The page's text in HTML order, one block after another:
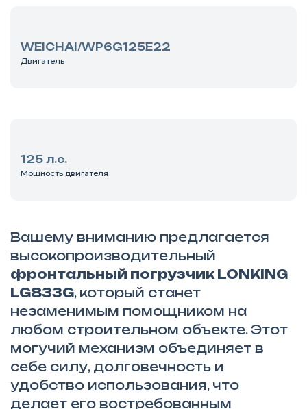
WEICHAI/WP6G125E22
Двигатель
125 л.с.
Мощность двигателя
Вашему вниманию предлагается
высокопроизводительный
фронтальный погрузчик LONKING
LG833G, который станет
незаменимым помощником на
любом строительном объекте. Этот
могучий механизм объединяет в
себе силу, долговечность и
удобство использования, что
делает его востребованным